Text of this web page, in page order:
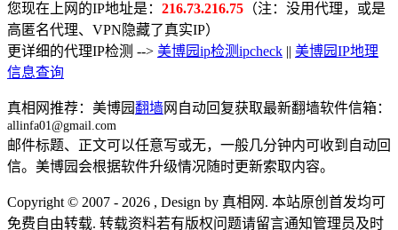
您现在上网的IP地址是： 216.73.216.75 （注：没用代理，或是
高匿名代理、VPN隐藏了真实IP）
更详细的代理IP检测 --> 美博园ip检测ipcheck
美博园IP地理
信息查询
真相网推荐：美博园翻墙网自动回复获取最新翻墙软件信箱：
allinfa01@gmail.com
邮件标题、正文可以任意写或无，一般几分钟内可收到自动回
信。美博园会根据软件升级情况随时更新索取内容。
Copyright © 2007 - 2026 , Design by 真相网. 本站原创首发均可
免费自由转载. 转载资料若有版权问题请留言通知管理员及时